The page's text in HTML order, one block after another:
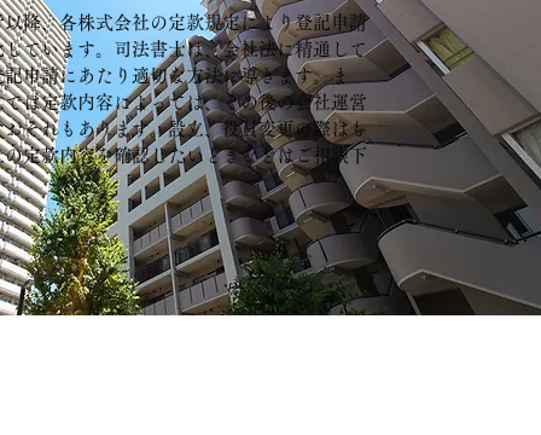
降、各株式会社の定款規定により登記申請
ています。司法書士は、会社法に精通して
申請にあたり適切な方法に導きます。ま
は定款内容によっては、その後の会社運営
それもあります。設立、役員変更の際はも
定款内容を確認したいときなどはご相談下